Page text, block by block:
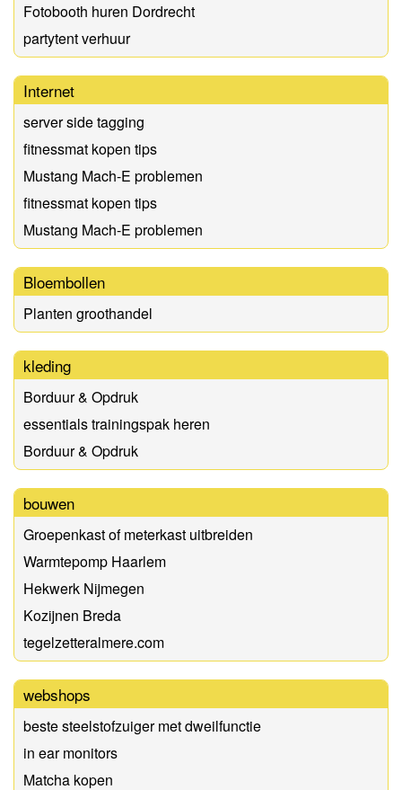
Fotobooth huren Dordrecht
partytent verhuur
Internet
server side tagging
fitnessmat kopen tips
Mustang Mach-E problemen
fitnessmat kopen tips
Mustang Mach-E problemen
Bloembollen
Planten groothandel
kleding
Borduur & Opdruk
essentials trainingspak heren
Borduur & Opdruk
bouwen
Groepenkast of meterkast uitbreiden
Warmtepomp Haarlem
Hekwerk Nijmegen
Kozijnen Breda
tegelzetteralmere.com
webshops
beste steelstofzuiger met dweilfunctie
in ear monitors
Matcha kopen